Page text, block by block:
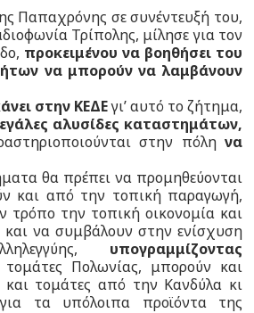
Παπαχρόνης σε συνέντευξή του,
Τρίπολης, μίλησε για τον
προκειμένου να βοηθήσει του
να μπορούν να λαμβάνουν
στην ΚΕΔΕγι’ αυτό το ζήτημα,
αλυσίδες καταστημάτων,
στην πόληνα
θα πρέπει να προμηθεύονται
και από την τοπική παραγωγή,
τρόπο την τοπική οικονομία και
να συμβάλουν στην ενίσχυση
υπογραμμίζοντας
Πολωνίας, μπορούν και
τομάτες από την Κανδύλα κι
τα υπόλοιπα προϊόντα της